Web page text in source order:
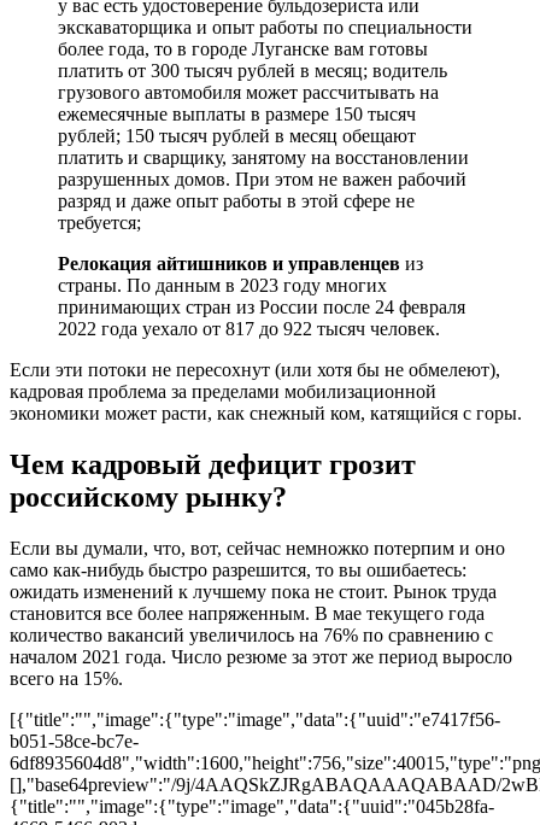
у вас есть удостоверение бульдозериста или
экскаваторщика и опыт работы по специальности
более года, то в городе Луганске вам готовы
платить от 300 тысяч рублей в месяц; водитель
грузового автомобиля может рассчитывать на
ежемесячные выплаты в размере 150 тысяч
рублей; 150 тысяч рублей в месяц обещают
платить и сварщику, занятому на восстановлении
разрушенных домов. При этом не важен рабочий
разряд и даже опыт работы в этой сфере не
требуется;
Релокация айтишников и управленцев из
страны. По данным в 2023 году многих
принимающих стран из России после 24 февраля
2022 года уехало от 817 до 922 тысяч человек.
Если эти потоки не пересохнут (или хотя бы не обмелеют),
кадровая проблема за пределами мобилизационной
экономики может расти, как снежный ком, катящийся с горы.
Чем кадровый дефицит грозит
российскому рынку?
Если вы думали, что, вот, сейчас немножко потерпим и оно
само как-нибудь быстро разрешится, то вы ошибаетесь:
ожидать изменений к лучшему пока не стоит. Рынок труда
становится все более напряженным. В мае текущего года
количество вакансий увеличилось на 76% по сравнению с
началом 2021 года. Число резюме за этот же период выросло
всего на 15%.
[{"title":"","image":{"type":"image","data":{"uuid":"e7417f56-
b051-58ce-bc7e-
[],"base64preview":"/9j/4AAQSkZJRgABAQAAAQABAAD/
{"title":"","image":{"type":"image","data":{"uuid":"045b28fa-